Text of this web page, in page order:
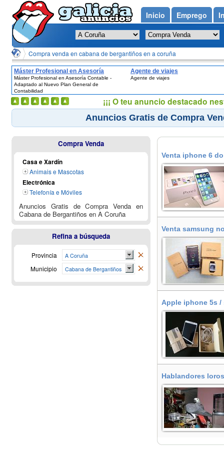
Compra venda en cabana de bergantiños en a coruña
Máster Profesional en Asesoría
Contable - Adaptado al Nuevo Plan
General de Contabilidad
Máster Profesional en Asesoría Contable -
Adaptado al Nuevo Plan General de
Contabilidad
Agente de viajes
Agente de viajes
Anuncios Gratis de Compra
Venta iphone 6
Venta samsung
Apple iphone 5s /
Hablandores
Compra Venda
Casa e Xardín
Animais e Mascotas
Electrónica
Telefonía e Móviles
Anuncios Gratis de Compra Venda en
Cabana de Bergantiños en A Coruña
Refina a búsqueda
Provincia A Coruña
Municipio Cabana de Bergantiños
Inicio Emprego
¡¡¡ O teu anuncio destacado